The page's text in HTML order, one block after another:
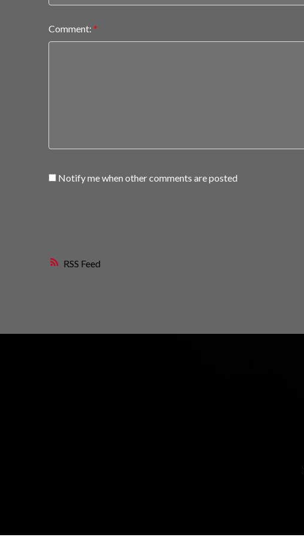
RSS
Comment:
Notify me when other comments are posted